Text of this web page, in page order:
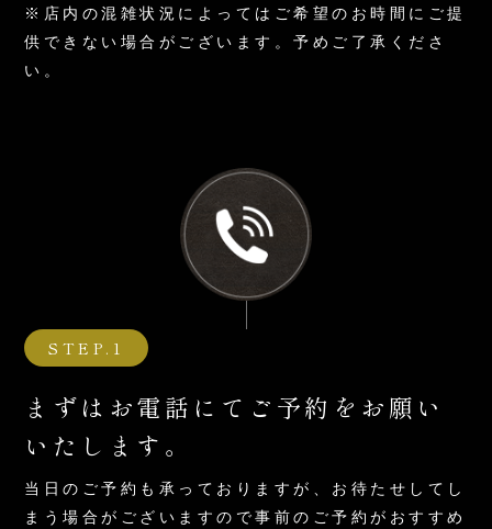
※店内の混雑状況によってはご希望のお時間にご提
供できない場合がございます。予めご了承くださ
い。
STEP.1
まずはお電話にてご予約をお願い
いたします。
当日のご予約も承っておりますが、お待たせしてし
まう場合がご ざいますので事前のご予約がおすすめ